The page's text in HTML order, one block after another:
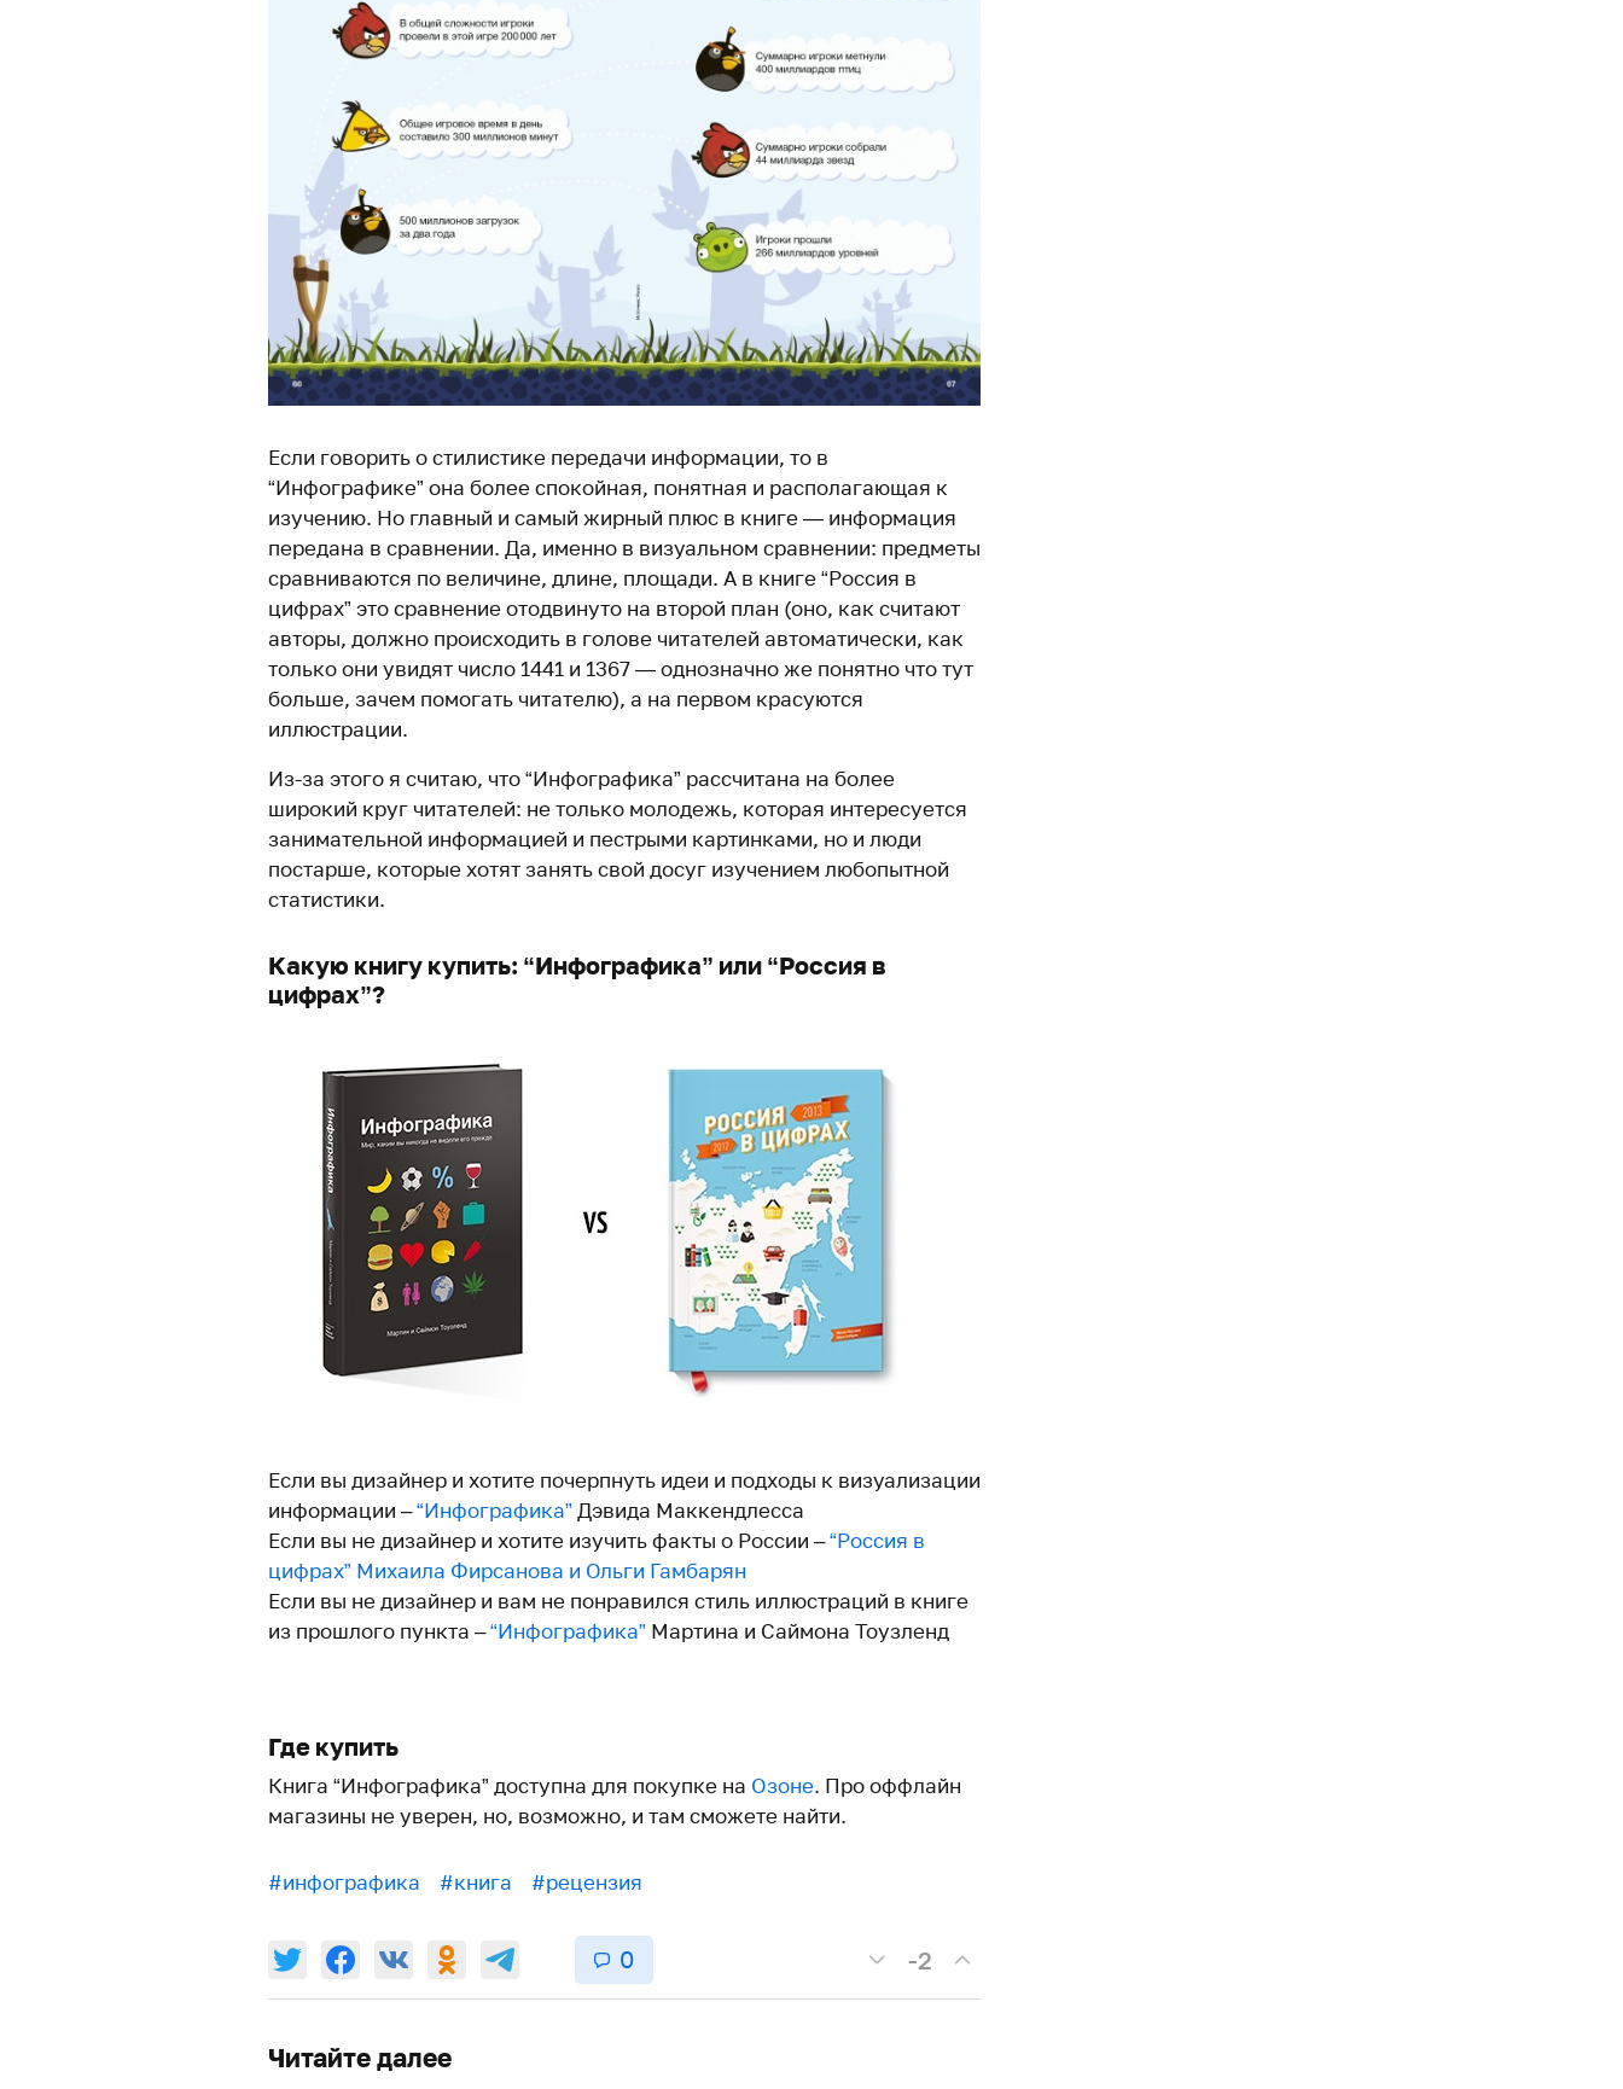
Если говорить о стилистике передачи информации, то в
“Инфографике” она более спокойная, понятная и располагающая к
изучению. Но главный и самый жирный плюс в книге — информация
передана в сравнении. Да, именно в визуальном сравнении: предметы
сравниваются по величине, длине, площади. А в книге “Россия в
цифрах” это сравнение отодвинуто на второй план (оно, как считают
авторы, должно происходить в голове читателей автоматически, как
только они увидят число 1441 и 1367 — однозначно же понятно что тут
больше, зачем помогать читателю), а на первом красуются
иллюстрации.
Из-за этого я считаю, что “Инфографика” рассчитана на более
широкий круг читателей: не только молодежь, которая интересуется
занимательной информацией и пестрыми картинками, но и люди
постарше, которые хотят занять свой досуг изучением любопытной
статистики.
Какую книгу купить: “Инфографика” или “Россия в
цифрах”?
Если вы дизайнер и хотите почерпнуть идеи и подходы к визуализации
информации –“Инфографика” Дэвида Маккендлесса
Если вы не дизайнер и хотите изучить факты о России –“Россия в
цифрах” Михаила Фирсанова и Ольги Гамбарян
Если вы не дизайнер и вам не понравился стиль иллюстраций в книге
из прошлого пункта –“Инфографика” Мартина и Саймона Тоузленд
Где купить
Книга “Инфографика” доступна для покупке на Озоне. Про оффлайн
магазины не уверен, но, возможно, и там сможете найти.
#инфографика #книга #рецензия
0 -2
Читайте далее